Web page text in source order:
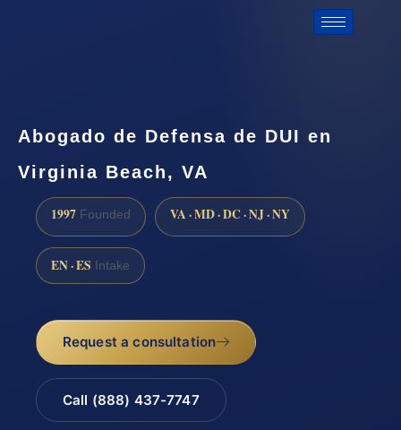
Abogado de Defensa de DUI en
Virginia Beach, VA
1997 Founded VA · MD · DC · NJ · NY
EN · ES Intake
Request a consultation
Call (888) 437-7747